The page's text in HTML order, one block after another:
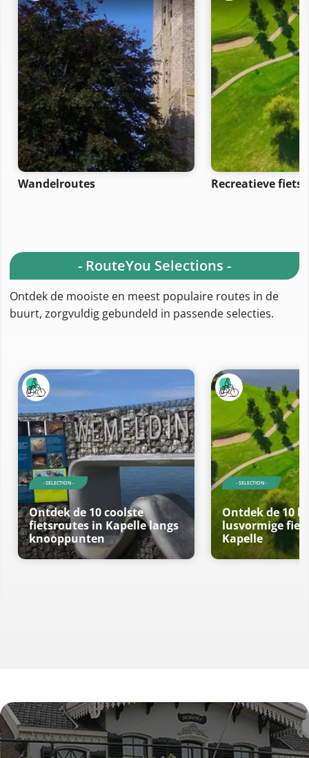
Wandelroutes Recreatieve
- RouteYou Selections -
Ontdek de mooiste en meest populaire routes in de
buurt, zorgvuldig gebundeld in passende selecties.
- SELECTION -
Ontdek de 10 coolste
fietsroutes in Kapelle langs
knooppunten
- SELECTION -
Ontdek de 10
lusvormige
Kapelle